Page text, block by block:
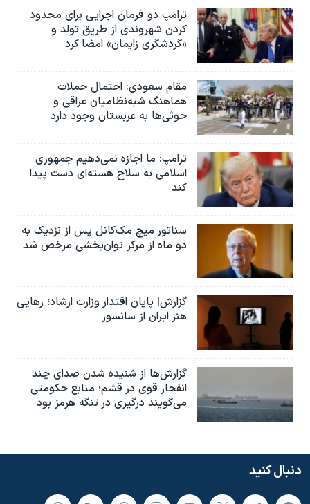
ترامپ دو فرمان اجرایی برای محدود
کردن شهروندی از طریق تولد و
«گردشگری زایمان» امضا کرد
مقام سعودی: احتمال حملات
هماهنگ شبه‌نظامیان عراقی و
حوثی‌ها به عربستان وجود دارد
ترامپ: ما اجازه نمی‌دهیم جمهوری
اسلامی به سلاح هسته‌ای دست پیدا
کند
سناتور میچ مک‌کانل پس از نزدیک به
دو ماه از مرکز توان‌بخشی مرخص شد
گزارش| پایان اقتدار وزارت ارشاد؛ رهایی
هنر ایران از سانسور
گزارش‌ها از شنیده شدن صدای چند
انفجار قوی در قشم؛ منابع حکومتی
می‌گویند درگیری در تنگه هرمز بود
دنبال کنید